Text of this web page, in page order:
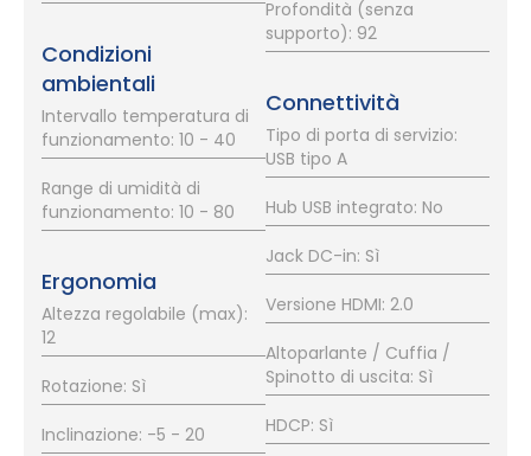
Condizioni
ambientali
Intervallo temperatura di
funzionamento: 10 - 40
Range di umidità di
funzionamento: 10 - 80
Ergonomia
Altezza regolabile (max):
12
Rotazione: Sì
Inclinazione: -5 - 20
Profondità (senza
supporto): 92
Connettività
Tipo di porta di servizio:
USB tipo A
Hub USB integrato: No
Jack DC-in: Sì
Versione HDMI: 2.0
Altoparlante / Cuffia /
Spinotto di uscita: Sì
HDCP: Sì